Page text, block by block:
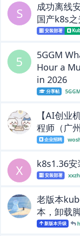
S
成功离线
国产k8s之
安装部署
5
5GGM
Hour a
in 2026
分享帖
【AI创业
程师（广州
企业招聘
X k8s1.36安
安装部署
老版本
本，卸载
新版本升级